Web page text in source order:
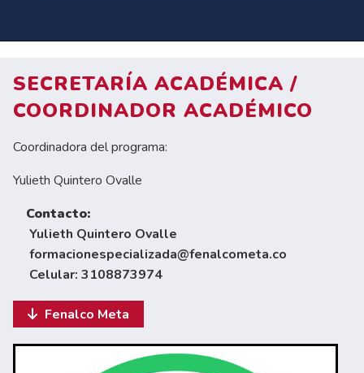
SECRETARÍA ACADÉMICA /
COORDINADOR ACADÉMICO
Coordinadora del programa:
Yulieth Quintero Ovalle
Contacto:
Yulieth Quintero Ovalle
formacionespecializada@fenalcometa.co
Celular: 3108873974
Fenalco Meta